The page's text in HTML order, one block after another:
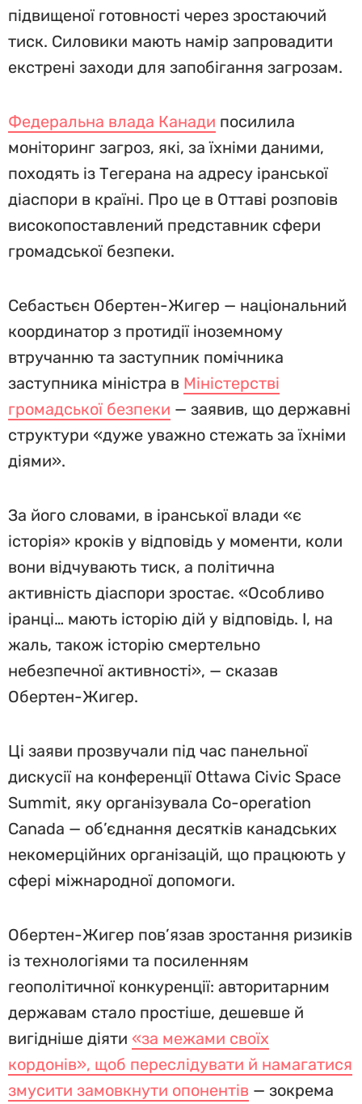
підвищеної готовності через зростаючий
тиск. Силовики мають намір запровадити
екстрені заходи для запобігання загрозам.
Федеральна влада Канади посилила
моніторинг загроз, які, за їхніми даними,
походять із Тегерана на адресу іранської
діаспори в країні. Про це в Оттаві розповів
високопоставлений представник сфери
громадської безпеки.
Себастьєн Обертен-Жигер — національний
координатор з протидії іноземному
втручанню та заступник помічника
заступника міністра в Міністерстві
громадської безпеки — заявив, що державні
структури «дуже уважно стежать за їхніми
діями».
За його словами, в іранської влади «є
історія» кроків у відповідь у моменти, коли
вони відчувають тиск, а політична
активність діаспори зростає. «Особливо
іранці… мають історію дій у відповідь. І, на
жаль, також історію смертельно
небезпечної активності», — сказав
Обертен-Жигер.
Ці заяви прозвучали під час панельної
дискусії на конференції Ottawa Civic Space
Summit, яку організувала Co-operation
Canada — об’єднання десятків канадських
некомерційних організацій, що працюють у
сфері міжнародної допомоги.
Обертен-Жигер пов’язав зростання ризиків
із технологіями та посиленням
геополітичної конкуренції: авторитарним
державам стало простіше, дешевше й
вигідніше діяти «за межами своїх
кордонів», щоб переслідувати й намагатися
змусити замовкнути опонентів — зокрема